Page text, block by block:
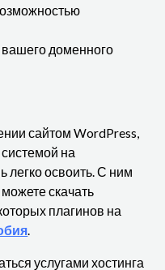
доменного
сайтом WordPress,
на
легко освоить. С ним
скачать
плагинов на
.
услугами хостинга